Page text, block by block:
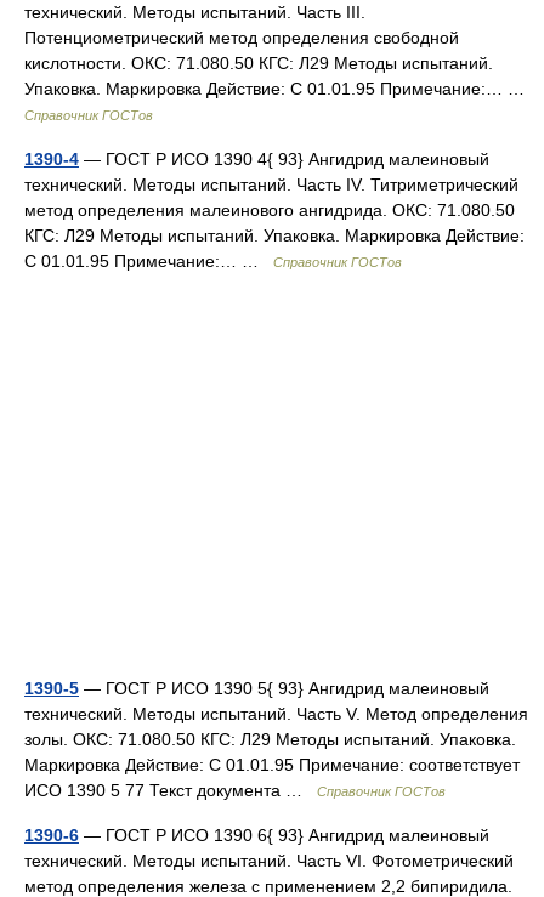
технический. Методы испытаний. Часть III.
Потенциометрический метод определения свободной
кислотности. ОКС: 71.080.50 КГС: Л29 Методы испытаний.
Упаковка. Маркировка Действие: С 01.01.95 Примечание:… …
Справочник ГОСТов
1390-4 — ГОСТ Р ИСО 1390 4{ 93} Ангидрид малеиновый
технический. Методы испытаний. Часть IV. Титриметрический
метод определения малеинового ангидрида. ОКС: 71.080.50
КГС: Л29 Методы испытаний. Упаковка. Маркировка Действие:
С 01.01.95 Примечание:… …
Справочник ГОСТов
1390-5 — ГОСТ Р ИСО 1390 5{ 93} Ангидрид малеиновый
технический. Методы испытаний. Часть V. Метод определения
золы. ОКС: 71.080.50 КГС: Л29 Методы испытаний. Упаковка.
Маркировка Действие: С 01.01.95 Примечание: соответствует
ИСО 1390 5 77 Текст документа …
Справочник ГОСТов
1390-6 — ГОСТ Р ИСО 1390 6{ 93} Ангидрид малеиновый
технический. Методы испытаний. Часть VI. Фотометрический
метод определения железа с применением 2,2 бипиридила.